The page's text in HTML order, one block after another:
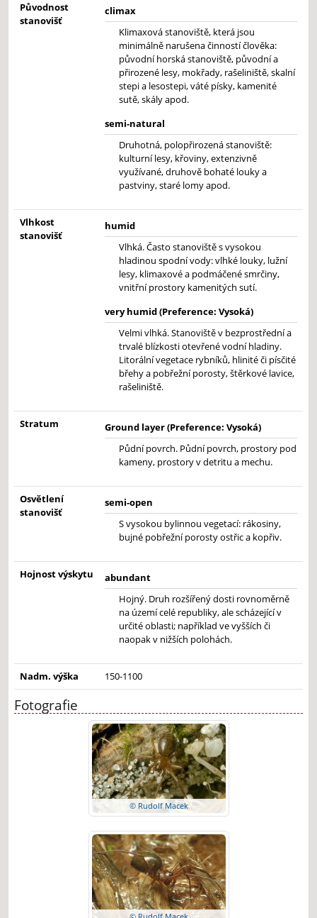
Původnost
stanovišť
climax
Klimaxová stanoviště, která jsou
minimálně narušena činností člověka:
původní horská stanoviště, původní a
přirozené lesy, mokřady, rašeliniště, skalní
stepi a lesostepi, váté písky, kamenité
sutě, skály apod.
semi-natural
Druhotná, polopřirozená stanoviště:
kulturní lesy, křoviny, extenzivně
využívané, druhově bohaté louky a
pastviny, staré lomy apod.
Vlhkost
stanovišť
humid
Vlhká. Často stanoviště s vysokou
hladinou spodní vody: vlhké louky, lužní
lesy, klimaxové a podmáčené smrčiny,
vnitřní prostory kamenitých sutí.
very humid (Preference: Vysoká)
Velmi vlhká. Stanoviště v bezprostřední a
trvalé blízkosti otevřené vodní hladiny.
Litorální vegetace rybníků, hlinité či písčité
břehy a pobřežní porosty, štěrkové lavice,
rašeliniště.
Stratum
Ground layer (Preference: Vysoká)
Půdní povrch. Půdní povrch, prostory pod
kameny, prostory v detritu a mechu.
Osvětlení
stanovišť
semi-open
S vysokou bylinnou vegetací: rákosiny,
bujné pobřežní porosty ostřic a kopřiv.
Hojnost výskytu
abundant
Hojný. Druh rozšířený dosti rovnoměrně
na území celé republiky, ale scházející v
určité oblasti; například ve vyšších či
naopak v nižších polohách.
Nadm. výška 150-1100
Fotografie
© Rudolf Macek